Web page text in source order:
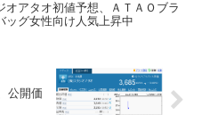
オアタオ初値予想、ＡＴＡＯブラ
ッグ女性向け人気上昇中
公開価